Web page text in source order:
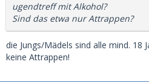
ugendtreff mit Alkohol?
Sind das etwa nur Attrappen?
die Jungs/Mädels sind alle mind. 18
keine Attrappen!